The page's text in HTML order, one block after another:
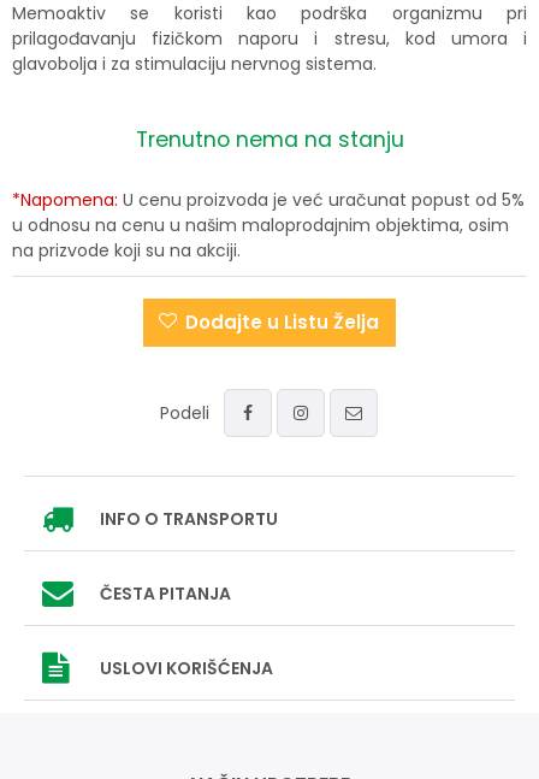
Memoaktiv se koristi kao podrška organizmu pri
prilagođavanju fizičkom naporu i stresu, kod umora i
glavobolja i za stimulaciju nervnog sistema.
Trenutno nema na stanju
*Napomena: U cenu proizvoda je već uračunat popust od 5%
u odnosu na cenu u našim maloprodajnim objektima, osim
na prizvode koji su na akciji.
Dodajte u Listu Želja
Podeli
INFO O TRANSPORTU
ČESTA PITANJA
USLOVI KORIŠĆENJA